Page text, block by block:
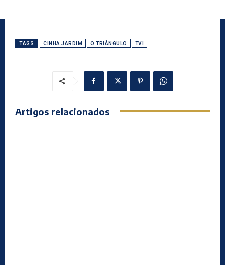
TAGS CINHA JARDIM O TRIÂNGULO TVI
Artigos relacionados